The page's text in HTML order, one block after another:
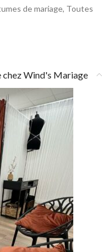
de mariage, Toutes
chez Wind's Mariage